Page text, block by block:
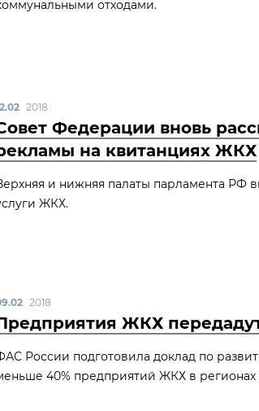
отходами.
2018
Федерации вновь
на квитанциях ЖКХ
и нижняя палаты парламента РФ
ЖКХ.
2018
ЖКХ
России подготовила доклад по
40% предприятий ЖКХ в регионах